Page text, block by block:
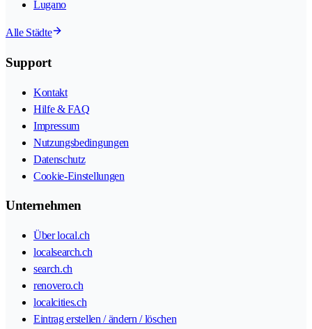
Lugano
Alle Städte
Support
Kontakt
Hilfe & FAQ
Impressum
Nutzungsbedingungen
Datenschutz
Cookie-Einstellungen
Unternehmen
Über local.ch
localsearch.ch
search.ch
renovero.ch
localcities.ch
Eintrag erstellen / ändern / löschen